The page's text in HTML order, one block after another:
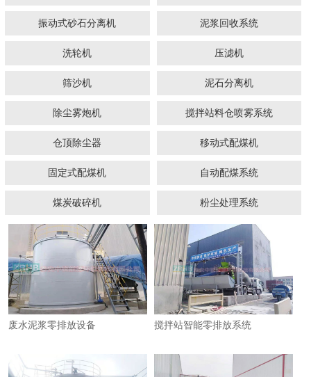
振动式砂石分离机 泥浆回收系统
洗轮机 压滤机
筛沙机 泥石分离机
除尘雾炮机 搅拌站料仓喷雾系统
仓顶除尘器 移动式配煤机
固定式配煤机 自动配煤系统
煤炭破碎机 粉尘处理系统
​废水泥浆零排放设备 搅拌站智能零排放系统